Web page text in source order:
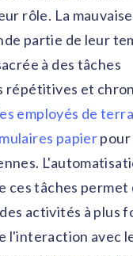
rôle. La
partie de leur
à des tâches
répétitives et
employés de
papierpour
ces tâches permet
activités à plus
l'interaction avec